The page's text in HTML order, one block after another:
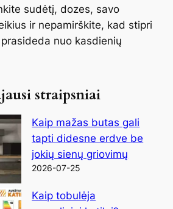
sudėtį, dozes, savo
ir nepamirškite, kad stipri
nuo kasdienių
straipsniai
Kaip mažas butas gali
tapti didesne erdve be
jokių sienų griovimų
2026-07-25
Kaip tobulėja